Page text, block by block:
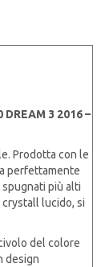
DREAM 3 2016 –
Prodotta con le
perfettamente
più alti
crystall lucido, si
del colore
design